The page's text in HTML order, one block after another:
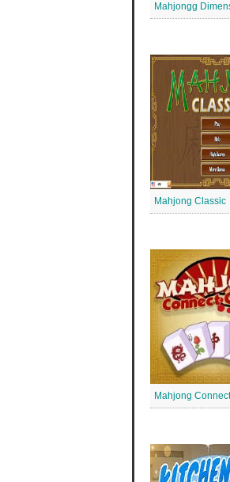
Mahjongg
Mahjong Classic
Mahjong